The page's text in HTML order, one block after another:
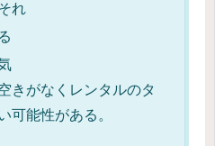
れ
きがなくレンタルのタ
可能性がある。